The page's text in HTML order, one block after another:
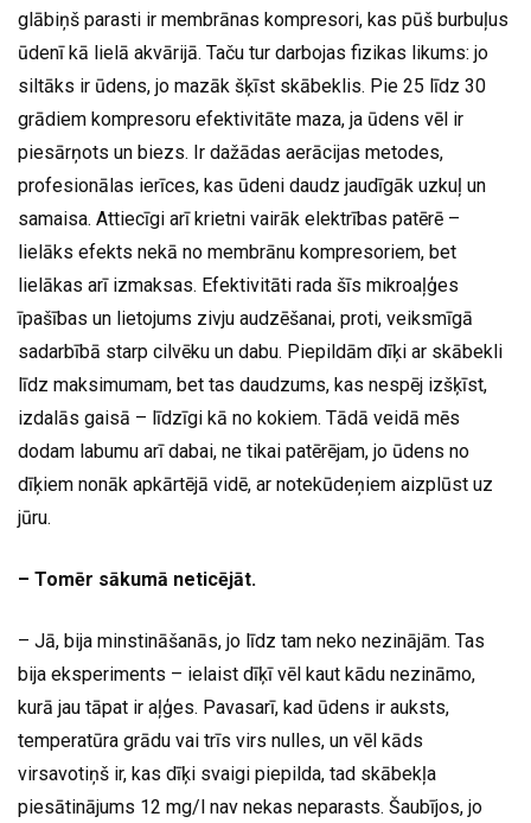
glābiņš parasti ir membrānas kompresori, kas pūš burbuļus
ūdenī kā lielā akvārijā. Taču tur darbojas fizikas likums: jo
siltāks ir ūdens, jo mazāk šķīst skābeklis. Pie 25 līdz 30
grādiem kompresoru efektivitāte maza, ja ūdens vēl ir
piesārņots un biezs. Ir dažādas aerācijas metodes,
profesionālas ierīces, kas ūdeni daudz jaudīgāk uzkuļ un
samaisa. Attiecīgi arī krietni vairāk elektrības patērē –
lielāks efekts nekā no membrānu kompresoriem, bet
lielākas arī izmaksas. Efektivitāti rada šīs mikroaļģes
īpašības un lietojums zivju audzēšanai, proti, veiksmīgā
sadarbībā starp cilvēku un dabu. Piepildām dīķi ar skābekli
līdz maksimumam, bet tas daudzums, kas nespēj izšķīst,
izdalās gaisā – līdzīgi kā no kokiem. Tādā veidā mēs
dodam labumu arī dabai, ne tikai patērējam, jo ūdens no
dīķiem nonāk apkārtējā vidē, ar notekūdeņiem aizplūst uz
jūru.
– Tomēr sākumā neticējāt.
– Jā, bija minstināšanās, jo līdz tam neko nezinājām. Tas
bija eksperiments – ielaist dīķī vēl kaut kādu nezināmo,
kurā jau tāpat ir aļģes. Pavasarī, kad ūdens ir auksts,
temperatūra grādu vai trīs virs nulles, un vēl kāds
virsavotiņš ir, kas dīķi svaigi piepilda, tad skābekļa
piesātinājums 12 mg/l nav nekas neparasts. Šaubījos, jo